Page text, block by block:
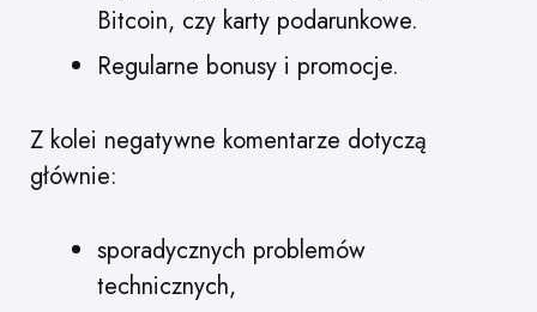
Bitcoin, czy karty podarunkowe.
Regularne bonusy i promocje.
Z kolei negatywne komentarze dotyczą
głównie:
sporadycznych problemów
technicznych,